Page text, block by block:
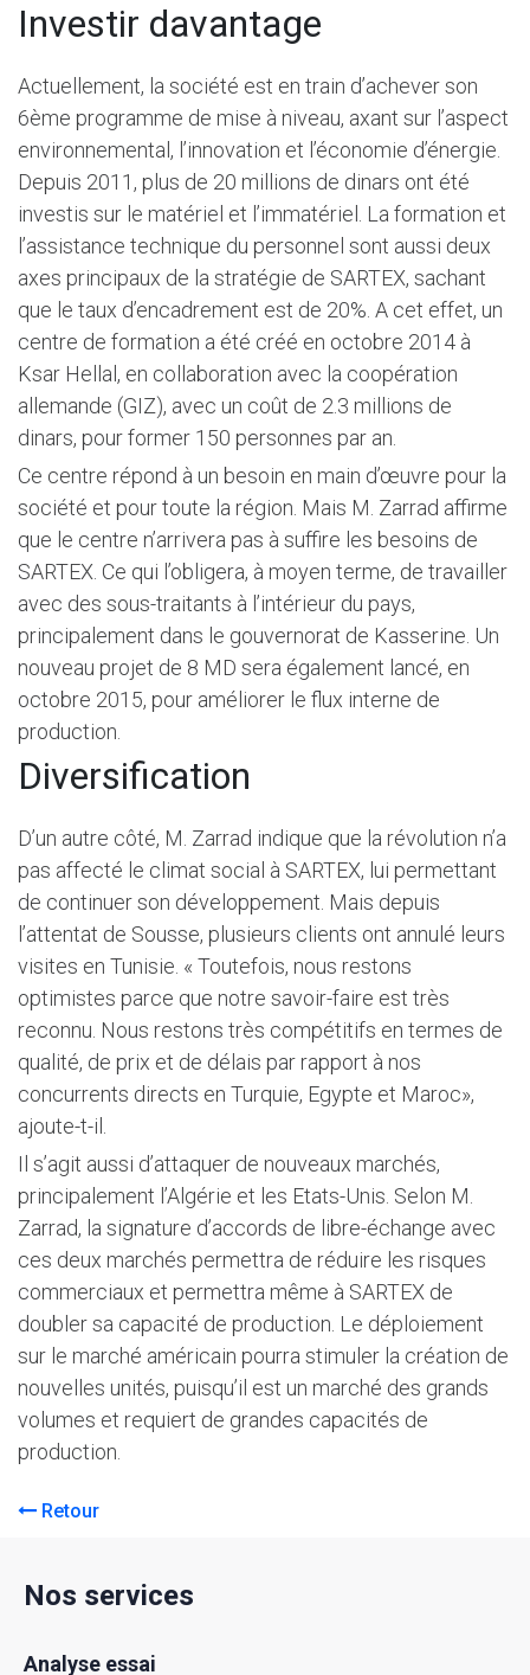
Investir davantage
Actuellement, la société est en train d’achever son
6ème programme de mise à niveau, axant sur l’aspect
environnemental, l’innovation et l’économie d’énergie.
Depuis 2011, plus de 20 millions de dinars ont été
investis sur le matériel et l’immatériel. La formation et
l’assistance technique du personnel sont aussi deux
axes principaux de la stratégie de SARTEX, sachant
que le taux d’encadrement est de 20%. A cet effet, un
centre de formation a été créé en octobre 2014 à
Ksar Hellal, en collaboration avec la coopération
allemande (GIZ), avec un coût de 2.3 millions de
dinars, pour former 150 personnes par an.
Ce centre répond à un besoin en main d’œuvre pour la
société et pour toute la région. Mais M. Zarrad affirme
que le centre n’arrivera pas à suffire les besoins de
SARTEX. Ce qui l’obligera, à moyen terme, de travailler
avec des sous-traitants à l’intérieur du pays,
principalement dans le gouvernorat de Kasserine. Un
nouveau projet de 8 MD sera également lancé, en
octobre 2015, pour améliorer le flux interne de
production.
Diversification
D’un autre côté, M. Zarrad indique que la révolution n’a
pas affecté le climat social à SARTEX, lui permettant
de continuer son développement. Mais depuis
l’attentat de Sousse, plusieurs clients ont annulé leurs
visites en Tunisie. « Toutefois, nous restons
optimistes parce que notre savoir-faire est très
reconnu. Nous restons très compétitifs en termes de
qualité, de prix et de délais par rapport à nos
concurrents directs en Turquie, Egypte et Maroc»,
ajoute-t-il.
Il s’agit aussi d’attaquer de nouveaux marchés,
principalement l’Algérie et les Etats-Unis. Selon M.
Zarrad, la signature d’accords de libre-échange avec
ces deux marchés permettra de réduire les risques
commerciaux et permettra même à SARTEX de
doubler sa capacité de production. Le déploiement
sur le marché américain pourra stimuler la création de
nouvelles unités, puisqu’il est un marché des grands
volumes et requiert de grandes capacités de
production.
Retour
Nos services
Analyse essai